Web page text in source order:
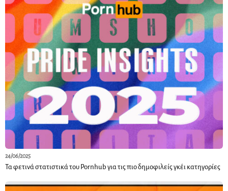
24/06/2025
Τα φετινά στατιστικά του Pornhub για τις πιο δημοφιλείς γκέι κατηγορίες